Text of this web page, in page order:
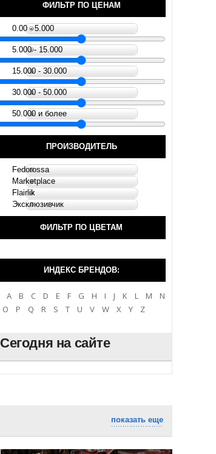
ФИЛЬТР ПО ЦЕНАМ
0.00 - 5.000
5.000 - 15.000
15.000 - 30.000
30.000 - 50.000
50.000 и более
ПРОИЗВОДИТЕЛЬ
Fedorossa
Marketplace
Flairlik
Эксклюзивчик
ФИЛЬТР ПО ЦВЕТАМ
ИНДЕКС БРЕНДОВ:
A B C D E F G H I J K L M
N
O
P Q R S T U V W X Y Z
Сегодня на сайте
показать еще